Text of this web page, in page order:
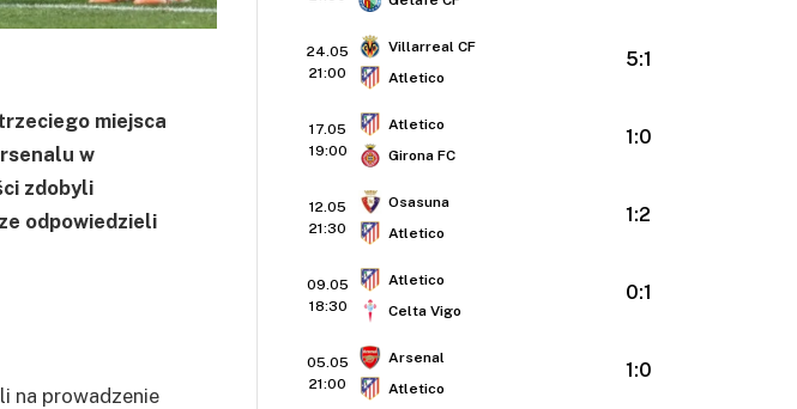
miejsca
w
zdobyli
odpowiedzieli
na prowadzenie
24.05
21:00
Villarreal CF
Atletico
5:1
17.05
19:00
Atletico
Girona FC
1:0
12.05
21:30
Osasuna
Atletico
1:2
09.05
18:30
Atletico
Celta Vigo
0:1
05.05
21:00
Arsenal
Atletico
1:0